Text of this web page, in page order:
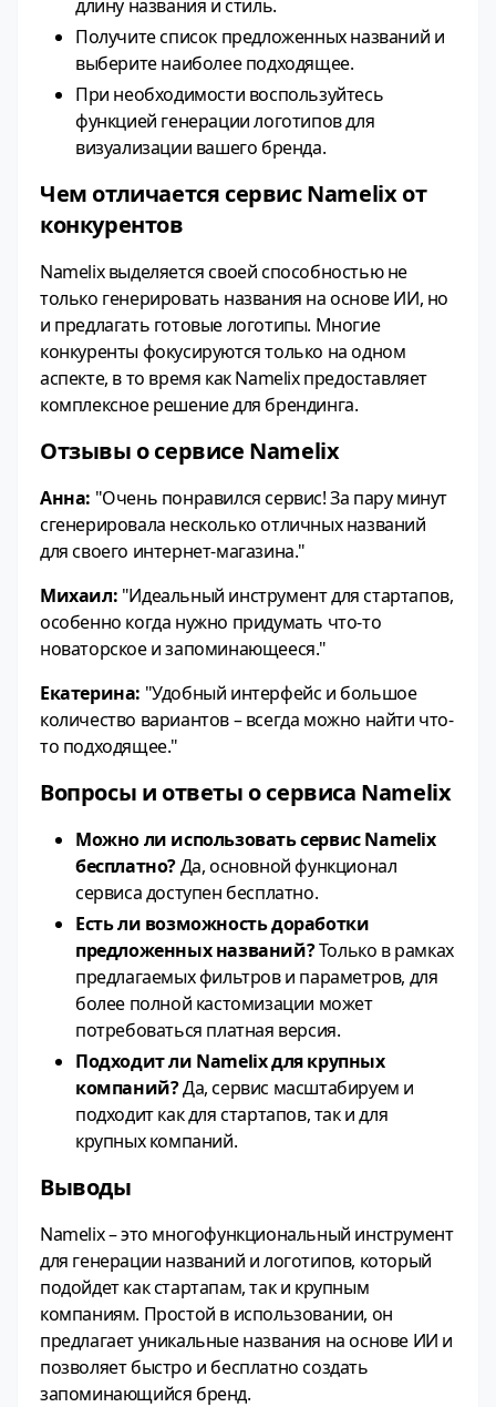
длину названия и стиль.
Получите список предложенных названий и
выберите наиболее подходящее.
При необходимости воспользуйтесь
функцией генерации логотипов для
визуализации вашего бренда.
Чем отличается сервис Namelix от
конкурентов
Namelix выделяется своей способностью не
только генерировать названия на основе ИИ, но
и предлагать готовые логотипы. Многие
конкуренты фокусируются только на одном
аспекте, в то время как Namelix предоставляет
комплексное решение для брендинга.
Отзывы о сервисе Namelix
Анна: "Очень понравился сервис! За пару минут
сгенерировала несколько отличных названий
для своего интернет-магазина."
Михаил: "Идеальный инструмент для стартапов,
особенно когда нужно придумать что-то
новаторское и запоминающееся."
Екатерина: "Удобный интерфейс и большое
количество вариантов – всегда можно найти что-
то подходящее."
Вопросы и ответы о сервиса Namelix
Можно ли использовать сервис Namelix
бесплатно?Да, основной функционал
сервиса доступен бесплатно.
Есть ли возможность доработки
предложенных названий?Только в рамках
предлагаемых фильтров и параметров, для
более полной кастомизации может
потребоваться платная версия.
Подходит ли Namelix для крупных
компаний?Да, сервис масштабируем и
подходит как для стартапов, так и для
крупных компаний.
Выводы
Namelix – это многофункциональный инструмент
для генерации названий и логотипов, который
подойдет как стартапам, так и крупным
компаниям. Простой в использовании, он
предлагает уникальные названия на основе ИИ и
позволяет быстро и бесплатно создать
запоминающийся бренд.